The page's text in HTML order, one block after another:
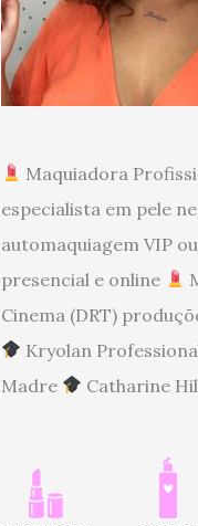
Maquiadora
especialista em pele
automaquiagem VIP
presencial e online
Cinema (DRT)
Kryolan
Madre
Catharine